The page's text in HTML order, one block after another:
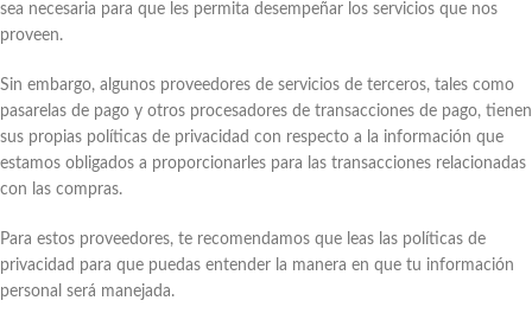
sea necesaria para que les permita desempeñar los servicios que nos
proveen.
Sin embargo, algunos proveedores de servicios de terceros, tales como
pasarelas de pago y otros procesadores de transacciones de pago, tienen
sus propias políticas de privacidad con respecto a la información que
estamos obligados a proporcionarles para las transacciones relacionadas
con las compras.
Para estos proveedores, te recomendamos que leas las políticas de
privacidad para que puedas entender la manera en que tu información
personal será manejada.